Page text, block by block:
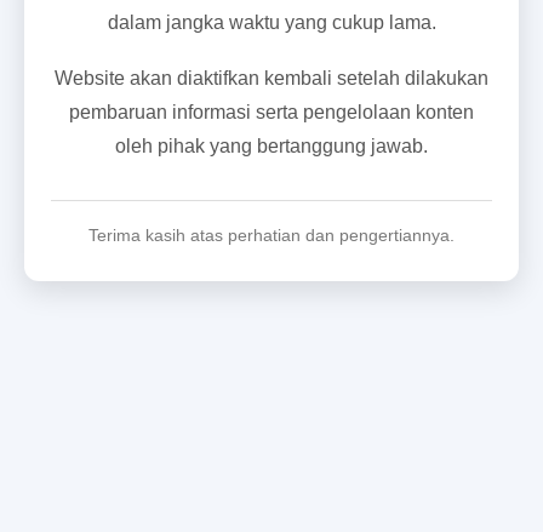
dalam jangka waktu yang cukup lama.
Website akan diaktifkan kembali setelah dilakukan
pembaruan informasi serta pengelolaan konten
oleh pihak yang bertanggung jawab.
Terima kasih atas perhatian dan pengertiannya.